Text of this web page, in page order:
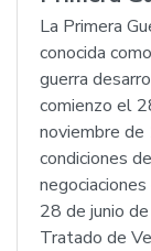
La Primera
conocida
guerra
comienzo el
noviembre
condiciones
28 de junio
Tratado de